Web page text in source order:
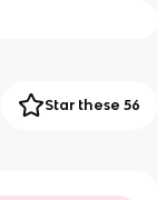
Star these 56